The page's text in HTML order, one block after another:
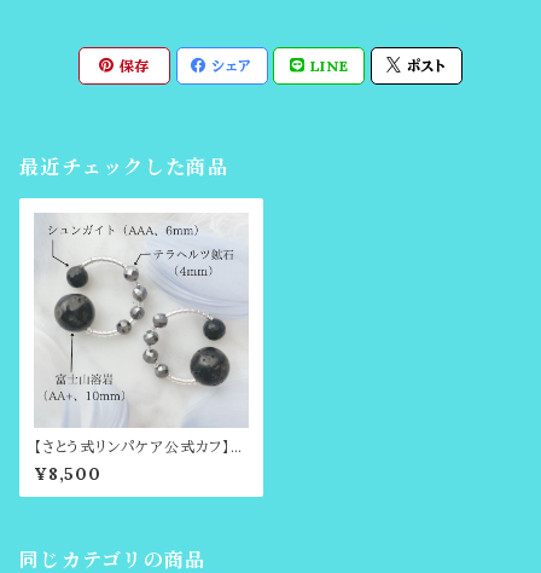
保存 シェア LINE ポスト
最近チェックした商品
【さとう式リンパケア公式カフ】金
属アレルギー対応【トリニティ・ヴ
ァイブ】電磁波対策・希少価値の
高い富士山溶岩のビューティー
イヤーアクセサリー）
¥8,500
同じカテゴリの商品